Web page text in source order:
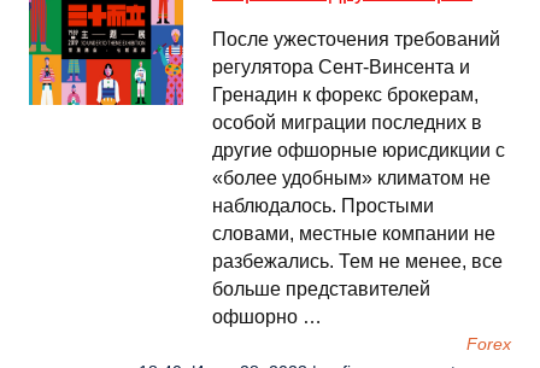
После ужесточения требований
регулятора Сент-Винсента и
Гренадин к форекс брокерам,
особой миграции последних в
другие офшорные юрисдикции с
«более удобным» климатом не
наблюдалось. Простыми
словами, местные компании не
разбежались. Тем не менее, все
больше представителей
офшорно …
Forex